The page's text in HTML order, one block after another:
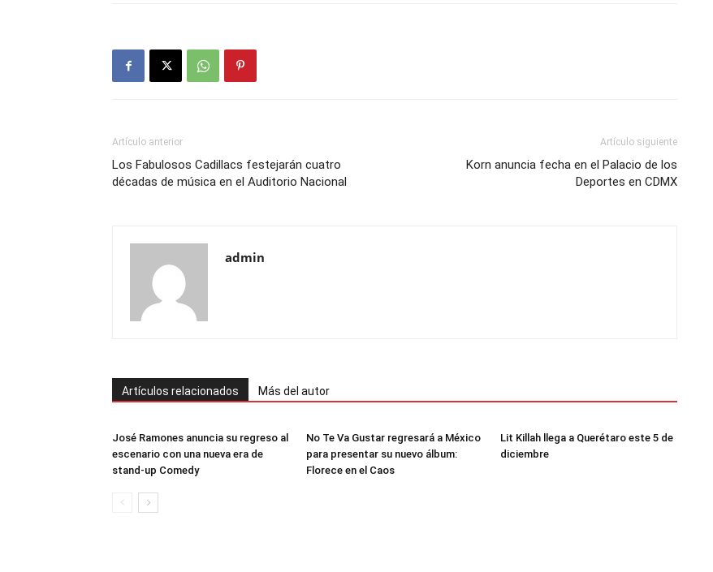
Artículo anterior
Los Fabulosos Cadillacs festejarán cuatro
décadas de música en el Auditorio Nacional
Artículo siguiente
Korn anuncia fecha en el Palacio de los
Deportes en CDMX
admin
Artículos relacionados Más del autor
José Ramones anuncia su regreso al
escenario con una nueva era de
stand-up Comedy
No Te Va Gustar regresará a México
para presentar su nuevo álbum:
Florece en el Caos
Lit Killah llega a Querétaro este 5 de
diciembre